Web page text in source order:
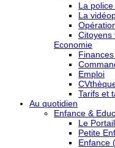
La
La
Citoyens
Economie
Emploi
Tarifs et
Au quotidien
Enfance &
Le
Petite
Enfance